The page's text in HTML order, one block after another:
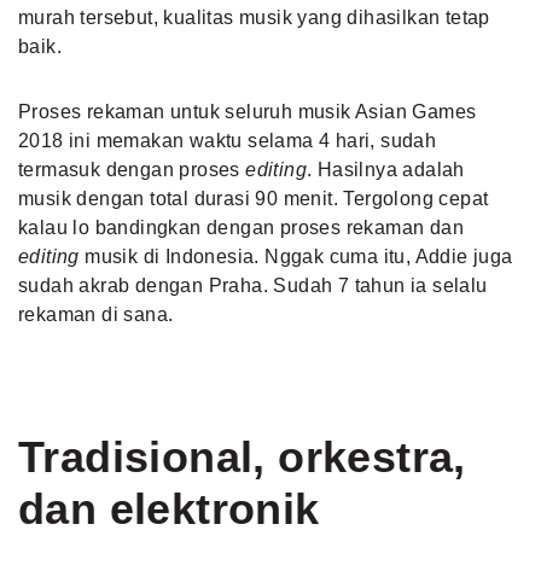
murah tersebut, kualitas musik yang dihasilkan tetap
baik.
Proses rekaman untuk seluruh musik Asian Games
2018 ini memakan waktu selama 4 hari, sudah
termasuk dengan prosesediting. Hasilnya adalah
musik dengan total durasi 90 menit. Tergolong cepat
kalau lo bandingkan dengan proses rekaman dan
editing musik di Indonesia. Nggak cuma itu, Addie juga
sudah akrab dengan Praha. Sudah 7 tahun ia selalu
rekaman di sana.
Tradisional, orkestra,
dan elektronik